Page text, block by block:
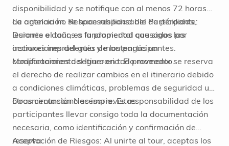
disponibilidad y se notifique con al menos 72 horas
de antelación. Responsabilidad del Participante:
Durante el tour, es fundamental que sigas las
instrucciones del guía y mantengas un
comportamiento seguro en todo momento.
La agencia no se hace responsable de pérdidas,
lesiones o daños a la propiedad causados por
acciones imprudentes de los participantes.
Modificaciones del Itinerario: El proveedor se reserva
el derecho de realizar cambios en el itinerario debido
a condiciones climáticas, problemas de seguridad u
otras circunstancias imprevistas.
Documentación Necesaria: Es responsabilidad de los
participantes llevar consigo toda la documentación
necesaria, como identificación y confirmación de
reserva.
Aceptación de Riesgos: Al unirte al tour, aceptas los